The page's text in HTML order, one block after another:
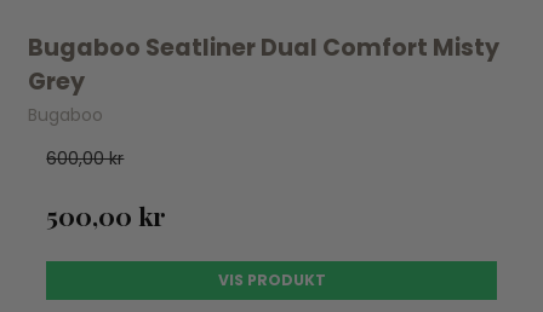
Bugaboo Seatliner Dual Comfort Misty
Grey
Bugaboo
600,00 kr
500,00 kr
VIS PRODUKT